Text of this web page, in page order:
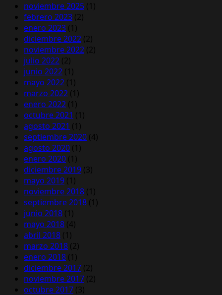
noviembre 2025 (1)
febrero 2023 (2)
enero 2023 (1)
diciembre 2022 (2)
noviembre 2022 (2)
julio 2022 (2)
junio 2022 (1)
mayo 2022 (1)
marzo 2022 (1)
enero 2022 (1)
octubre 2021 (1)
agosto 2021 (1)
septiembre 2020 (4)
agosto 2020 (1)
enero 2020 (1)
diciembre 2019 (3)
mayo 2019 (1)
noviembre 2018 (1)
septiembre 2018 (1)
junio 2018 (1)
mayo 2018 (4)
abril 2018 (1)
marzo 2018 (2)
enero 2018 (1)
diciembre 2017 (2)
noviembre 2017 (2)
octubre 2017 (3)